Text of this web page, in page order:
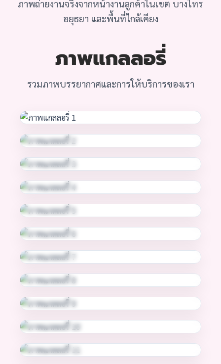
ภาพถ่ายงานจริงจากหน้างานลูกค้าในเขต บางไทร
อยุธยา และพื้นที่ใกล้เคียง
ภาพแกลลอรี่
รวมภาพบรรยากาศและการให้บริการของเรา